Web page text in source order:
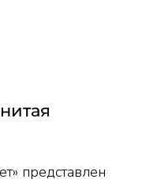
представлен